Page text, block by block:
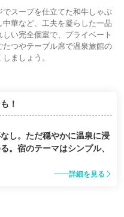
スープを仕立てた和牛しゃぶ
華など、工夫を凝らした一品
い完全個室で、プライベート
つやテーブル席で温泉旅館の
ましょう。
！
なし。ただ穏やかに温泉に浸
。宿のテーマはシンプル、
詳細を見る